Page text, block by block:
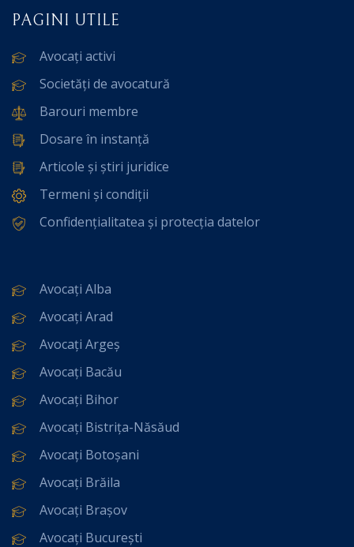
PAGINI UTILE
Avocați activi
Societăți de avocatură
Barouri membre
Dosare în instanță
Articole și știri juridice
Termeni și condiții
Confidențialitatea și protecția datelor
Avocați Alba
Avocați Arad
Avocați Argeș
Avocați Bacău
Avocați Bihor
Avocați Bistrița-Năsăud
Avocați Botoșani
Avocați Brăila
Avocați Brașov
Avocați București